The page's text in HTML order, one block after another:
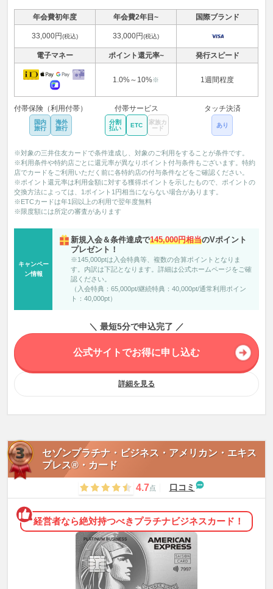
年会費初年度 年会費2年目~ 国際ブランド
33,000円(税込) 33,000円(税込)
電子マネー ポイント還元率~ 発行スピード
1.0%～10%※ 1週間程度
付帯保険（利用付帯）
国内
旅行
海外
旅行
付帯サービス
分割
払い
ETC
家族カ
ード
タッチ決済
あり
※対象の三井住友カードで条件達成し、対象のご利用をすることが条件です。
※利用条件や特約店ごとに還元率が異なりポイント付与条件もございます。特約
店でカードをご利用いただく前に各特約店の付与条件などをご確認ください。
※ポイント還元率は利用金額に対する獲得ポイントを示したもので、ポイントの
交換方法によっては、1ポイント1円相当にならない場合があります。
※ETCカードは年1回以上の利用で翌年度無料
※限度額には所定の審査があります
キャンペー
ン情報
新規入会＆条件達成で145,000円相当のVポイント
プレゼント！
※145,000ptは入会特典等、複数の合算ポイントとなりま
す。内訳は下記となります。詳細は公式ホームページをご確
認ください。
（入会特典：65,000pt/継続特典：40,000pt/通常利用ポイン
ト：40,000pt）
＼ 最短5分で申込完了 ／
公式サイトでお得に申し込む
詳細を見る
セゾンプラチナ・ビジネス・アメリカン・エキス
プレス®・カード
4.7点 口コミ
経営者なら絶対持つべきプラチナビジネスカード！